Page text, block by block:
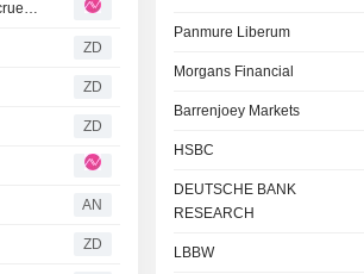
RIO TINTO : un premier semestre solide marqué par une diversification accrue des bénéfices
ZD
ZD
ZD
AN
ZD
Panmure Liberum
Morgans Financial
Barrenjoey Markets
HSBC
DEUTSCHE BANK
RESEARCH
LBBW